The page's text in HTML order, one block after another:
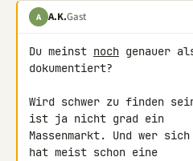
A A.K.Gast
Du meinst noch genauer
dokumentiert?
Wird schwer zu finden
ist ja nicht grad ein
Massenmarkt. Und wer
hat meist schon eine